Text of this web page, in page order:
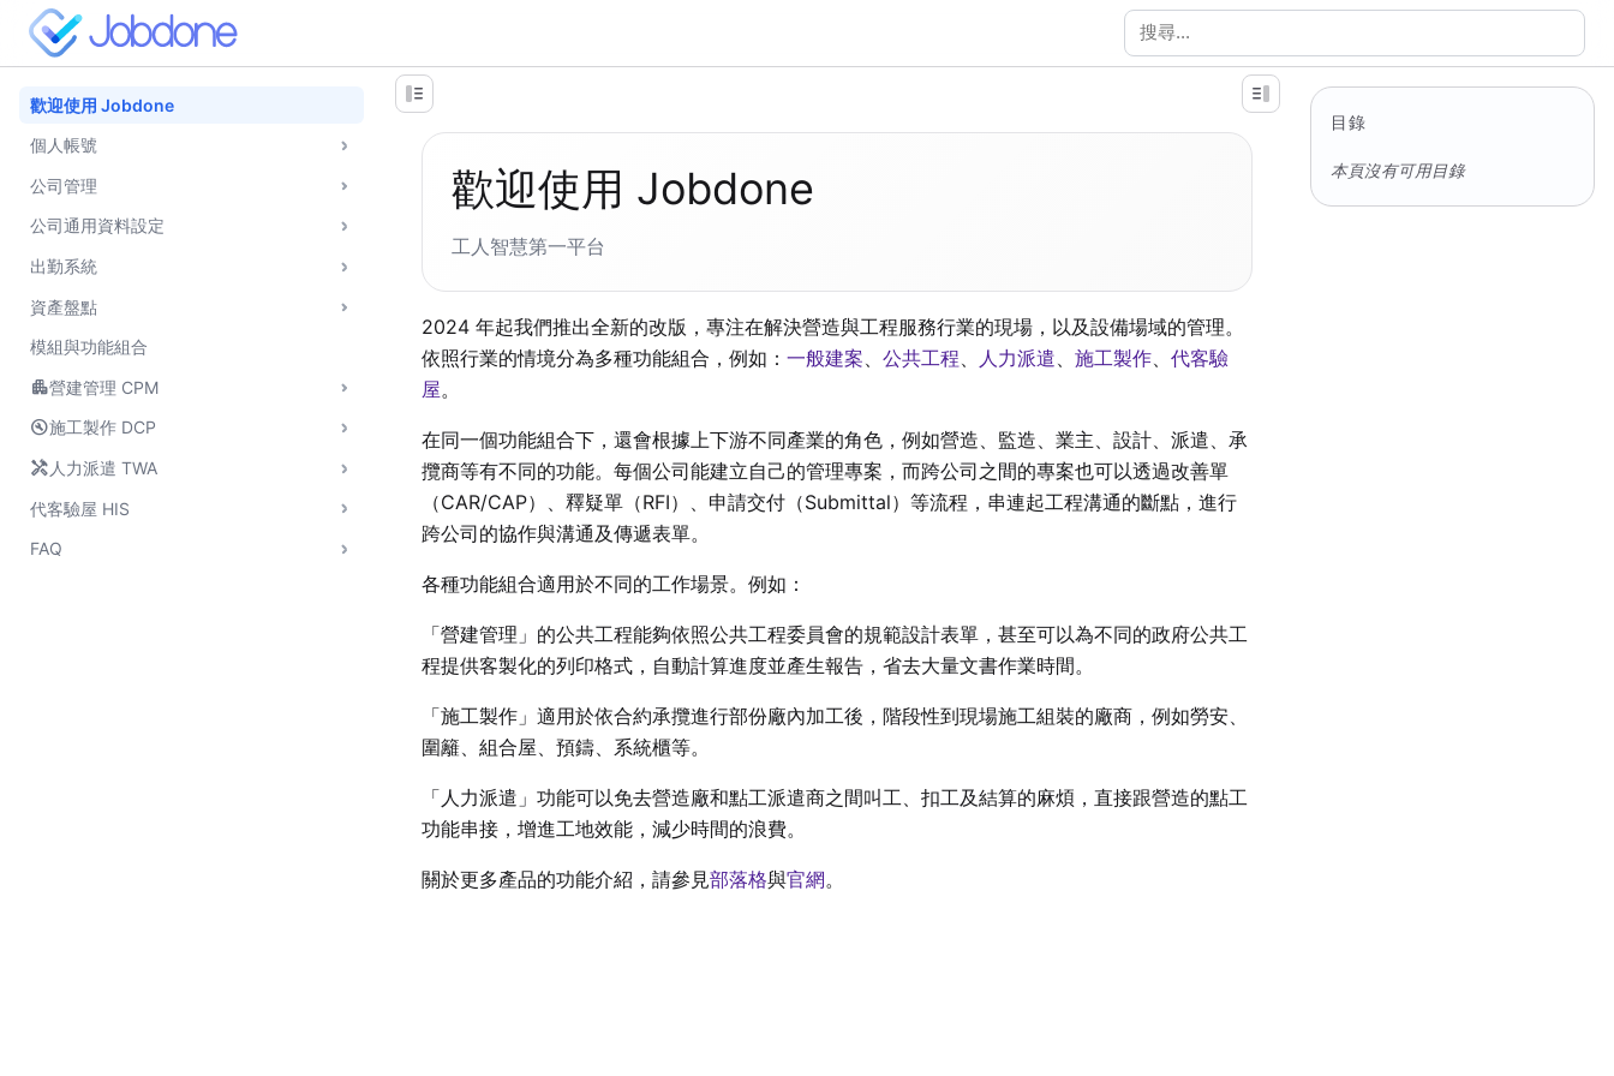
搜尋文件
歡迎使用 Jobdone
個人帳號
公司管理
公司通用資料設定
出勤系統
資產盤點
模組與功能組合
apartment營建管理 CPM
build_circle施工製作 DCP
handyman 人力派遣 TWA
代客驗屋 HIS
FAQ
歡迎使用 Jobdone
工人智慧第一平台
2024 年起我們推出全新的改版，專注在解決營造與工程服務行業的現場，以及設備場域的管理。
依照行業的情境分為多種功能組合，例如：一般建案 、公共工程 人力派遣 、施工製作 、代客驗
屋。
在同一個功能組合下，還會根據上下游不同產業的角色，例如營造、監造、業主、設計、派遣、承
攬商等有不同的功能。每個公司能建立自己的管理專案，而跨公司之間的專案也可以透過改善單
（CAR/CAP）、釋疑單（RFI）、申請交付（Submittal）等流程，串連起工程溝通的斷點，進行
跨公司的協作與溝通及傳遞表單。
各種功能組合適用於不同的工作場景。例如：
「營建管理」的公共工程能夠依照公共工程委員會的規範設計表單，甚至可以為不同的政府公共工
程提供客製化的列印格式，自動計算進度並產生報告，省去大量文書作業時間。
「施工製作」適用於依合約承攬進行部份廠內加工後，階段性到現場施工組裝的廠商，例如勞安、
圍籬、組合屋、預鑄、系統櫃等。
「人力派遣」功能可以免去營造廠和點工派遣商之間叫工、扣工及結算的麻煩，直接跟營造的點工
功能串接，增進工地效能，減少時間的浪費。
關於更多產品的功能介紹，請參見部落格與官網。
目錄
本頁沒有可用目錄